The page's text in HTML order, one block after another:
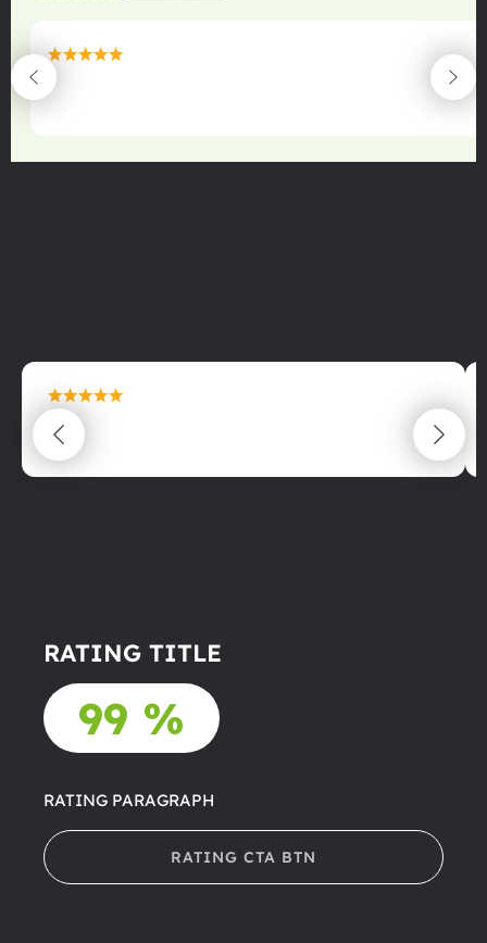
maximální spokojenost
22.06.2025
maximální spokojenost
22.06.2025
RATING TITLE
99 %
RATING PARAGRAPH
RATING CTA BTN